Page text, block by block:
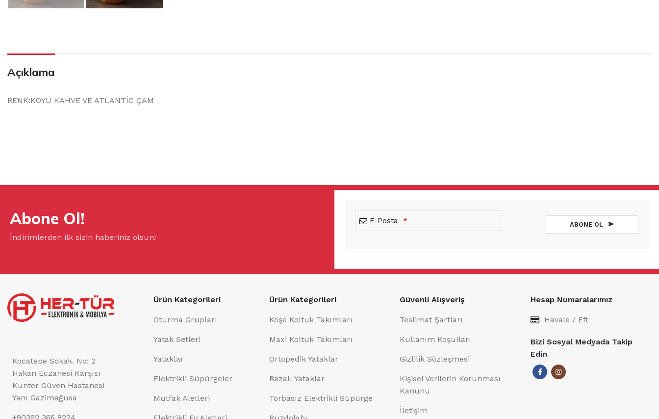
Açıklama
RENK:KOYU KAHVE VE ATLANTİC ÇAM
Abone Ol!
İndirimlerden ilk sizin haberiniz olsun!
E-Posta * ABONE OL
Kocatepe Sokak. No: 2
Hakan Eczanesi Karşısı
Kunter Güven Hastanesi
Yanı Gazimağusa
Ürün Kategorileri
Oturma Grupları
Yatak Setleri
Yataklar
Elektrikli Süpürgeler
Mutfak Aletleri
Ürün Kategorileri
Köşe Koltuk Takımları
Maxi Koltuk Takımları
Ortopedik Yataklar
Bazalı Yataklar
Torbasız Elektrikli Süpürge
Güvenli Alışveriş
Teslimat Şartları
Kullanım Koşulları
Gizlilik Sözleşmesi
Kişisel Verilerin Korunması
Kanunu
İletişim
Hesap Numaralarımız
Havale / Eft
Bizi Sosyal Medyada Takip
Edin